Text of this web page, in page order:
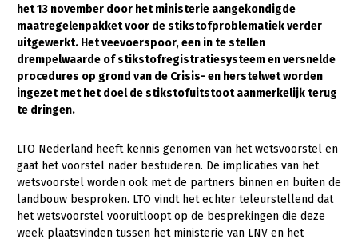
Thema’s
Gezonde planten
Gezonde dieren
Natuur, klimaat en energie
Platteland en omgeving
Mens, ondernemerschap en onderwijs
Internationaal
het 13 november door het ministerie aangekondigde
maatregelenpakket voor de stikstofproblematiek verder
uitgewerkt. Het veevoerspoor, een in te stellen
drempelwaarde of stikstofregistratiesysteem en versnelde
procedures op grond van de Crisis- en herstelwet worden
ingezet met het doel de stikstofuitstoot aanmerkelijk terug
te dringen.
LTO Nederland heeft kennis genomen van het wetsvoorstel en
gaat het voorstel nader bestuderen. De implicaties van het
wetsvoorstel worden ook met de partners binnen en buiten de
landbouw besproken. LTO vindt het echter teleurstellend dat
het wetsvoorstel vooruitloopt op de besprekingen die deze
week plaatsvinden tussen het ministerie van LNV en het